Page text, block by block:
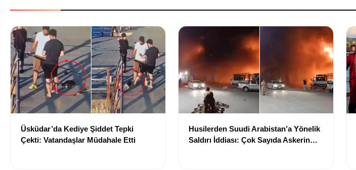
Üsküdar’da Kediye Şiddet Tepki
Çekti: Vatandaşlar Müdahale Etti
Husilerden Suudi Arabistan’a Yönelik
Saldırı İddiası: Çok Sayıda Askerin